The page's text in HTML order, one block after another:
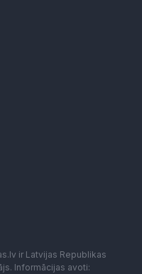
ir Latvijas Republikas
Informācijas avoti: